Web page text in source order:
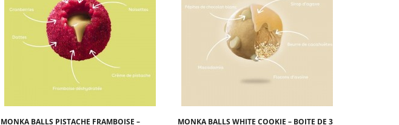
MONKA BALLS PISTACHE FRAMBOISE –
MONKA BALLS WHITE COOKIE – BOITE DE 3